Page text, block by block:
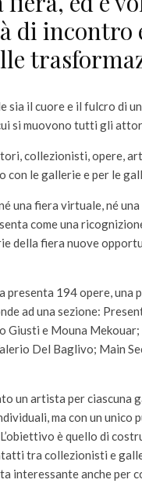
di incontro
sia il cuore e il fulcro di
si muovono tutti gli
collezionisti, opere,
con le gallerie e per le
una fiera virtuale, né
come una
della fiera nuove
194 opere, una
ad una sezione:
Giusti e Mouna
Del Baglivo; Main
un artista per ciascuna
ma con un unico
è quello di
tra collezionisti e
interessante anche per